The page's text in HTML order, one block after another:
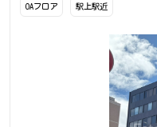
OAフロア 駅上駅近